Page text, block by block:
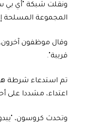
المجموعة المسلحة
وقال موظفون
قريبة".
تم استدعاء شرطة
اعتداء، مشددا على
وتحدث كروسون،